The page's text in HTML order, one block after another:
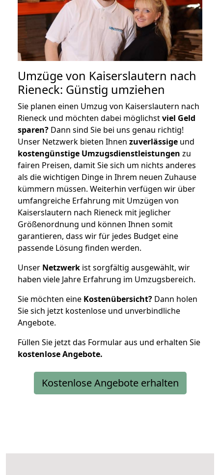
Umzüge von Kaiserslautern nach
Rieneck: Günstig umziehen
Sie planen einen Umzug von Kaiserslautern nach
Rieneck und möchten dabei möglichstviel Geld
sparen? Dann sind Sie bei uns genau richtig!
Unser Netzwerk bieten Ihnen zuverlässige und
kostengünstige Umzugsdienstleistungen zu
fairen Preisen, damit Sie sich um nichts anderes
als die wichtigen Dinge in Ihrem neuen Zuhause
kümmern müssen. Weiterhin verfügen wir über
umfangreiche Erfahrung mit Umzügen von
Kaiserslautern nach Rieneck mit jeglicher
Größenordnung und können Ihnen somit
garantieren, dass wir für jedes Budget eine
passende Lösung finden werden.
Unser Netzwerk ist sorgfältig ausgewählt, wir
haben viele Jahre Erfahrung im Umzugsbereich.
Sie möchten eine Kostenübersicht? Dann holen
Sie sich jetzt kostenlose und unverbindliche
Angebote.
Füllen Sie jetzt das Formular aus und erhalten Sie
kostenloseAngebote.
Kostenlose Angebote erhalten